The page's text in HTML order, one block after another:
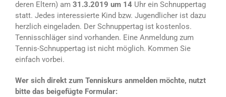
deren Eltern) am 31.3.2019 um 14 Uhr ein Schnuppertag
statt. Jedes interessierte Kind bzw. Jugendlicher ist dazu
herzlich eingeladen. Der Schnuppertag ist kostenlos.
Tennisschläger sind vorhanden. Eine Anmeldung zum
Tennis-Schnuppertag ist nicht möglich. Kommen Sie
einfach vorbei.
Wer sich direkt zum Tenniskurs anmelden möchte, nutzt
bitte das beigefügte Formular: